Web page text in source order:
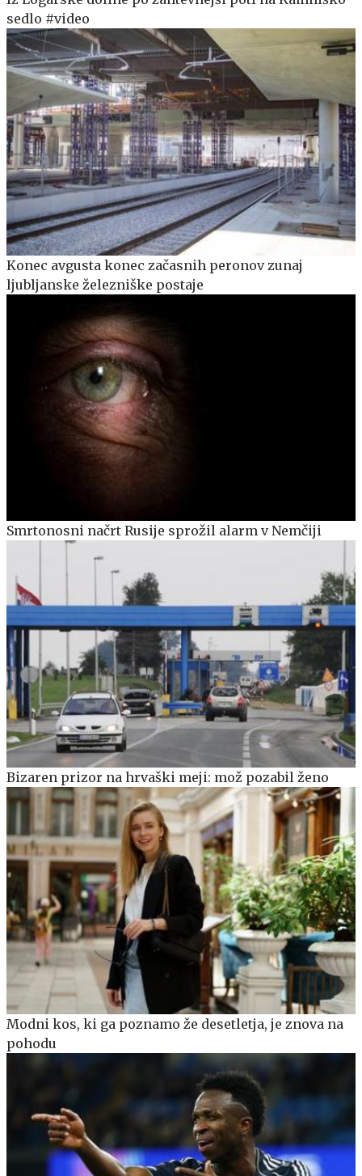
sedlo #video
Konec avgusta konec začasnih peronov zunaj
ljubljanske železniške postaje
Smrtonosni načrt Rusije sprožil alarm v Nemčiji
Bizaren prizor na hrvaški meji: mož pozabil ženo
Modni kos, ki ga poznamo že desetletja, je znova na
pohodu